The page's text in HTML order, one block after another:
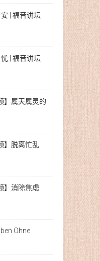
| 福音讲坛
| 福音讲坛
】属天属灵的
】脱离忙乱
】消除焦虑
Ohne